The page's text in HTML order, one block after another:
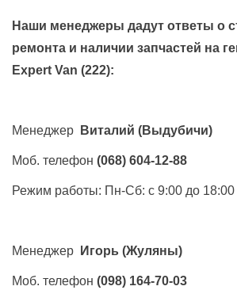
Наши менеджеры дадут ответы о
ремонта и наличии запчастей на
Expert Van (222):
Менеджер Виталий (Выдубичи)
Моб. телефон (068) 604-12-88
Режим работы: Пн-Сб: с 9:00 до 18:00
Менеджер Игорь (Жуляны)
Моб. телефон (098) 164-70-03